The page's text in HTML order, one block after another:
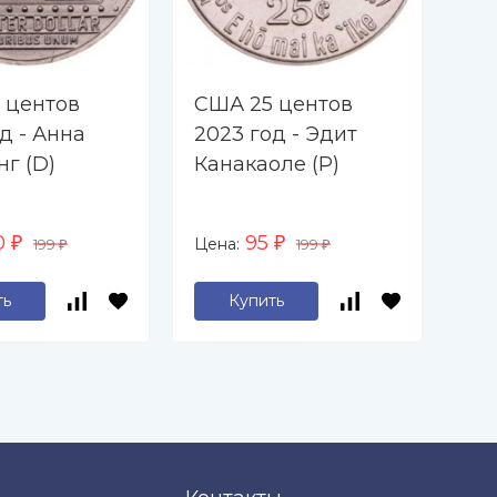
- Анна
(D)
₽ 199₽
США 25 центов
2023 год - Эдит
Канакаоле (P)
Цена: 95 ₽ 199₽
Купить